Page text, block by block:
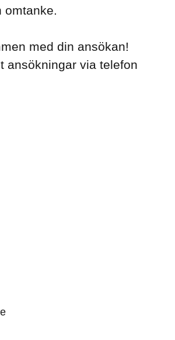
omtanke.
med din ansökan!
ansökningar via telefon